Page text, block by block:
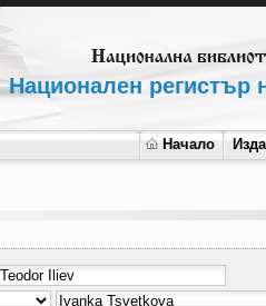
Национален регистър
Начало